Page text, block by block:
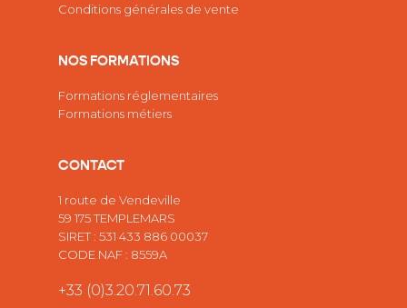
Conditions générales de vente
NOS FORMATIONS
Formations réglementaires
Formations métiers
CONTACT
1 route de Vendeville
59 175 TEMPLEMARS
SIRET : 531 433 886 00037
CODE NAF : 8559A
+33 (0)3.20.71.60.73